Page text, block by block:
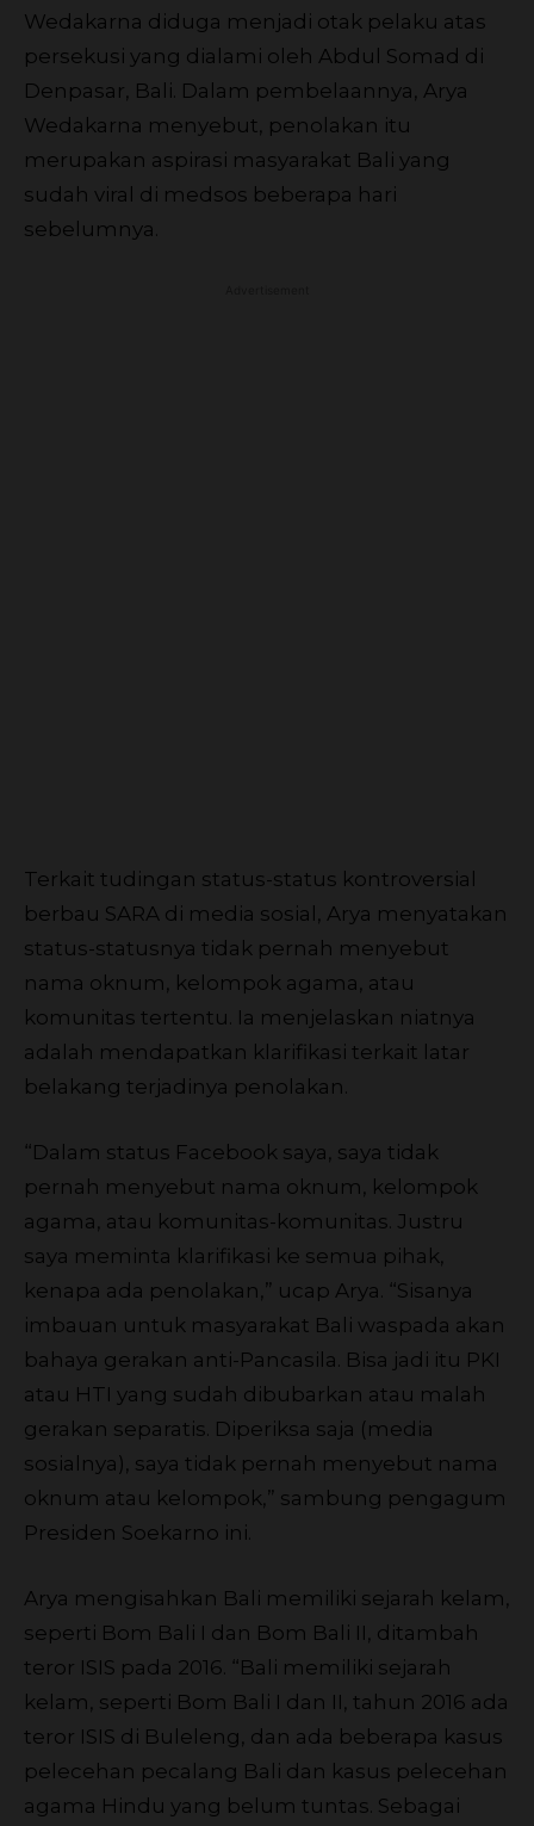
Wedakarna diduga menjadi otak pelaku atas
persekusi yang dialami oleh Abdul Somad di
Denpasar, Bali. Dalam pembelaannya, Arya
Wedakarna menyebut, penolakan itu
merupakan aspirasi masyarakat Bali yang
sudah viral di medsos beberapa hari
sebelumnya.
Terkait tudingan status-status kontroversial
berbau SARA di media sosial, Arya menyatakan
status-statusnya tidak pernah menyebut
nama oknum, kelompok agama, atau
komunitas tertentu. Ia menjelaskan niatnya
adalah mendapatkan klarifikasi terkait latar
belakang terjadinya penolakan.
“Dalam status Facebook saya, saya tidak
pernah menyebut nama oknum, kelompok
agama, atau komunitas-komunitas. Justru
saya meminta klarifikasi ke semua pihak,
kenapa ada penolakan,” ucap Arya. “Sisanya
imbauan untuk masyarakat Bali waspada akan
bahaya gerakan anti-Pancasila. Bisa jadi itu PKI
atau HTI yang sudah dibubarkan atau malah
gerakan separatis. Diperiksa saja (media
sosialnya), saya tidak pernah menyebut nama
oknum atau kelompok,” sambung pengagum
Presiden Soekarno ini.
Arya mengisahkan Bali memiliki sejarah kelam,
seperti Bom Bali I dan Bom Bali II, ditambah
teror ISIS pada 2016. “Bali memiliki sejarah
kelam, seperti Bom Bali I dan II, tahun 2016 ada
teror ISIS di Buleleng, dan ada beberapa kasus
pelecehan pecalang Bali dan kasus pelecehan
agama Hindu yang belum tuntas. Sebagai